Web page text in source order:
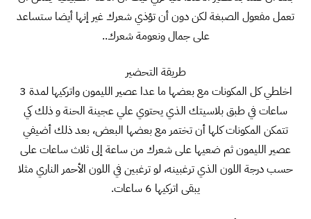
تعمل مفعول الصبغة لكن دون أن تؤذي شعرك غير إنها أيضا ستساعد
على جمال ونعومة شعرك..
طريقة التحضير
اخلطي كل المكونات مع بعضها ما عدا عصير الليمون واتركيها لمدة 3
ساعات في طبق بلاسيتك الذي يحتوي علي عجينة الحنة و ذلك كي
تتمكن المكونات كلها أن تختمر مع بعضها البعض، بعد ذلك أضيفي
عصير الليمون ثم ضعيها على شعرك من ساعة إلى ثلاث ساعات على
حسب درجة اللون الذي ترغبينه، لو ترغبين في اللون الأحمر الناري مثلا
يبقى اتركيها 6 ساعات.